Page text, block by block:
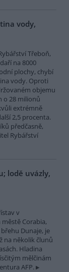
vody,
Třeboň,
na 8000
plochy, chybí
vody. Oproti
objemu
o 28 milionů
extrémně
2,5 procenta.
předčasně,
Rybářství
lodě uvázly,
v
Corabia,
Dunaje, je
na několik člunů
Hladina
mělčinám
AFP.